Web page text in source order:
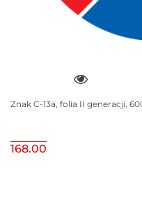
Znak C-13a, folia II generacji,
168.00